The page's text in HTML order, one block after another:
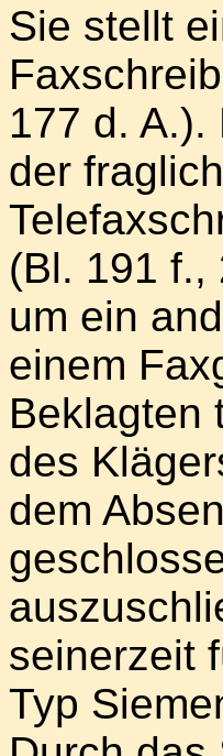
Sie stellt
177 d.
der
(Bl. 191 f.,
um ein
einem
Beklagten
des
dem
seinerzeit
Typ